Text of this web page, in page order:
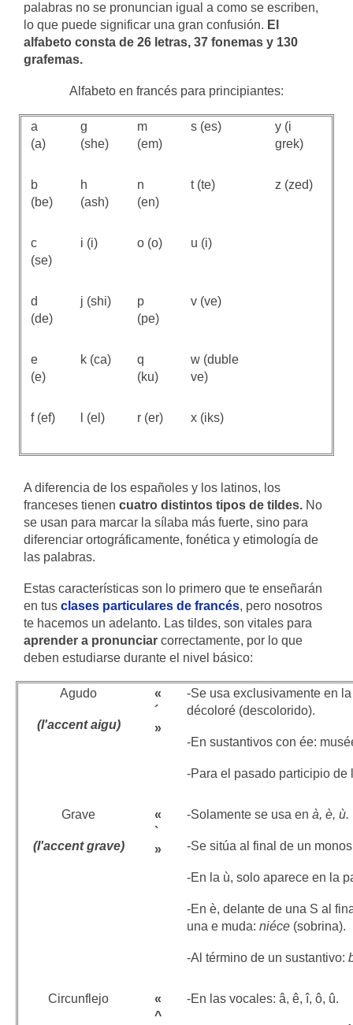
palabras no se pronuncian igual a como se escriben,
lo que puede significar una gran confusión. El
alfabeto consta de 26 letras, 37 fonemas y 130
grafemas.
Alfabeto en francés para principiantes:
a
(a)
g
(she)
m
(em)
s (es)
y (i
grek)
b
(be)
h
(ash)
n
(en)
t (te) z (zed)
c
(se)
i (i) o (o) u (i)
d
(de)
j (shi)
p
(pe)
v (ve)
e
(e)
k (ca)
q
(ku)
w (duble
ve)
f (ef) l (el) r (er) x (iks)
A diferencia de los españoles y los latinos, los
franceses tienen cuatro distintos tipos de tildes. No
se usan para marcar la sílaba más fuerte, sino para
diferenciar ortográficamente, fonética y etimología de
las palabras.
Estas características son lo primero que te enseñarán
en tus clases particulares de francés, pero nosotros
te hacemos un adelanto. Las tildes, son vitales para
aprender a pronunciar correctamente, por lo que
deben estudiarse durante el nivel básico:
Agudo
(l'accent aigu)
«
´
»
-Se usa exclusivamente en
décoloré (descolorido).
-En sustantivos con ée:
-Para el pasado participio de
Grave
(l'accent grave)
«
`
»
-Solamente se usa en à, è, ù.
-Se sitúa al final de un
-En la ù, solo aparece en la
-En è, delante de una S al
una e muda: niéce (sobrina).
-Al término de un sustantivo:
Circunflejo
«
^
-En las vocales: â, ê, î, ô, û.